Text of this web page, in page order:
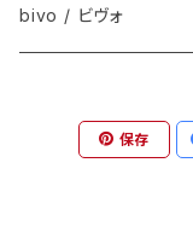
bivo / ビヴォ
保存